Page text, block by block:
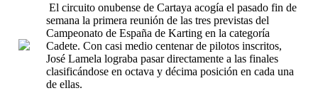
El circuito onubense de Cartaya acogía el pasado fin de
semana la primera reunión de las tres previstas del
Campeonato de España de Karting en la categoría
Cadete. Con casi medio centenar de pilotos inscritos,
José Lamela lograba pasar directamente a las finales
clasificándose en octava y décima posición en cada una
de ellas.